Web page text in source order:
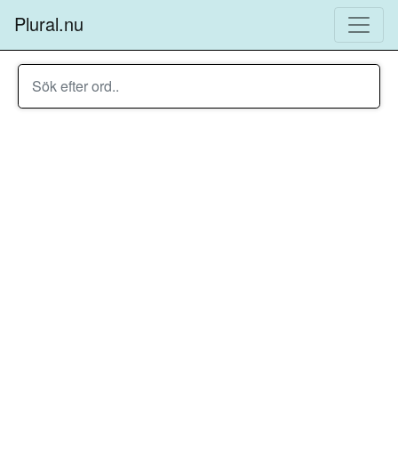
Plural.nu